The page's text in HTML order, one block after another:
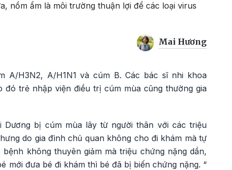
nồm ẩm là môi trường thuận lợi để các loại virus
Mai Hương
A/H3N2, A/H1N1 và cúm B. Các bác sĩ nhi khoa
trẻ nhập viện điều trị cúm mùa cũng thường gia
bị cúm mùa lây từ người thân với các triệu
do gia đình chủ quan không cho đi khám mà tự
không thuyên giảm mà triệu chứng nặng dần,
mới đưa bé đi khám thì bé đã bị biến chứng nặng. “